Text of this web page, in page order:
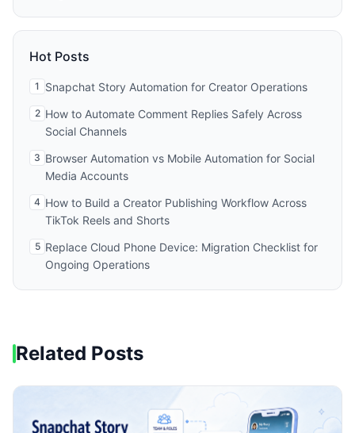
Hot Posts
1 Snapchat Story Automation for Creator Operations
2 How to Automate Comment Replies Safely Across
Social Channels
3 Browser Automation vs Mobile Automation for Social
Media Accounts
4 How to Build a Creator Publishing Workflow Across
TikTok Reels and Shorts
5 Replace Cloud Phone Device: Migration Checklist for
Ongoing Operations
Related Posts